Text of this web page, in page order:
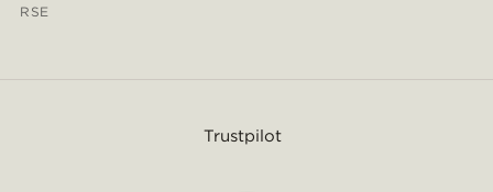
RSE
Trustpilot